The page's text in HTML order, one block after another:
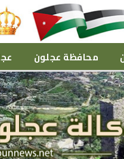
محافظة عجلون